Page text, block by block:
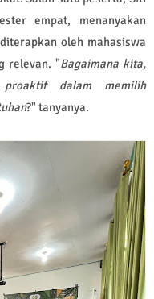
empat, menanyakan
oleh mahasiswa
relevan. "Bagaimana kita,
dalam memilih
?" tanyanya.